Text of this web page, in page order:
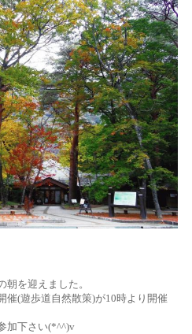
朝を迎えました。
催(遊歩道自然散策)が10時より開催
加下さい(*^^)v